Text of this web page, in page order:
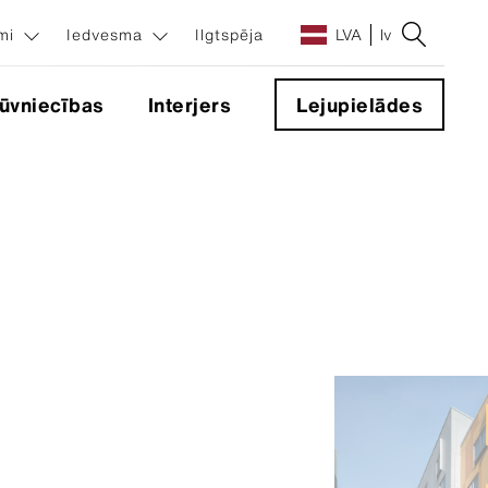
Iedvesma Ilgtspēja LVA lv
Interjers Lejupielādes